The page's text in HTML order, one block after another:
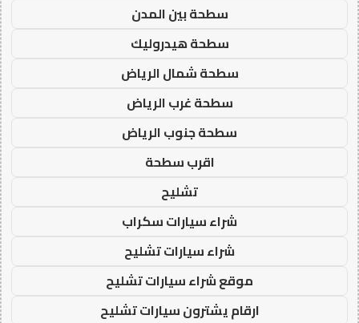
سطحة بين المدن
سطحة هيدروليك
سطحة شمال الرياض
سطحة غرب الرياض
سطحة جنوب الرياض
اقرب سطحة
تشليح
شراء سيارات سكراب
شراء سيارات تشليح
موقع شراء سيارات تشليح
ارقام يشترون سيارات تشليح